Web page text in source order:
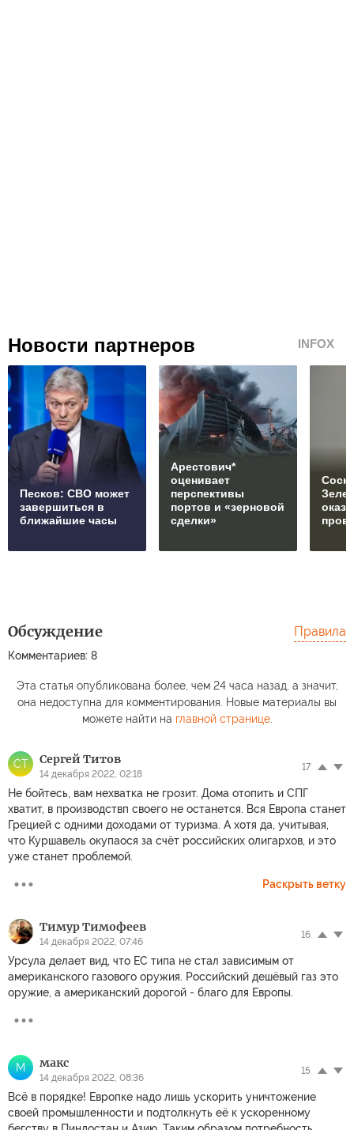
Новости партнеров INFOX
Песков: СВО может
завершиться в
ближайшие часы
Арестович*
оценивает
перспективы
портов и «зерновой
сделки»
Обсуждение
Комментариев: 8
Правила
Эта статья опубликована более, чем 24 часа назад, а значит,
она недоступна для комментирования. Новые материалы вы
можете найти на главной странице.
СТ Сергей Титов
14 декабря 2022, 02:18
17
Не бойтесь, вам нехватка не грозит. Дома отопить и СПГ
хватит, в производствп своего не останется. Вся Европа станет
Грецией с одними доходами от туризма. А хотя да, учитывая,
что Куршавель окупаося за счёт российских олигархов, и это
уже станет проблемой.
Раскрыть ветку
Тимур Тимофеев
14 декабря 2022, 07:46
16
Урсула делает вид, что ЕС типа не стал зависимым от
американского газового оружия. Российский дешёвый газ это
оружие, а американский дорогой - благо для Европы.
М макс
14 декабря 2022, 08:36
15
Всё в порядке! Европке надо лишь ускорить уничтожение
своей промышленности и подтолкнуть её к ускоренному